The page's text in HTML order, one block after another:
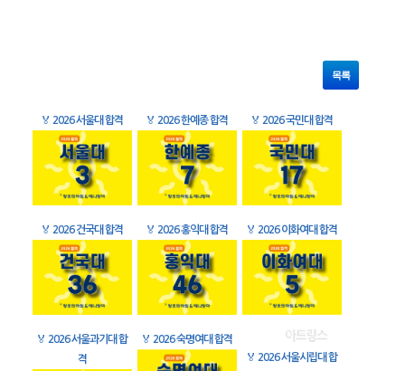
목록
🏅 2026 서울대 합격 🏅 2026 한예종 합격 🏅 2026 국민대 합격
🏅 2026 건국대 합격 🏅 2026 홍익대 합격 🏅 2026 이화여대 합격
🏅 2026 서울과기대 합
격
🏅 2026 숙명여대 합격
🏅 2026 서울시립대 합